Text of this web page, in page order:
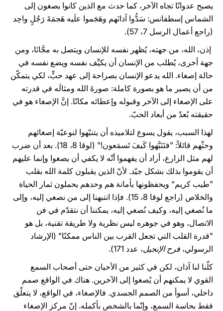
يصبح عدوانًا تجاه الآخر، كما حدث مع الذين كانوا يصغون إلى
الشماس إسطفانس: سَدُّوا آذانَهم وهَجَموا علَيه هَجمَةَ رَجُلٍ واحِد
(راجع أعمال الرسل 7، 57).
إذن، الله، من جهته، يُظهر نفسه للإنسان ويتصل به مجَّانَا، ومن
جهة أخرى، يُطلب من الإنسان أن يكيِّف نفسه ويضع نفسه في
حالة إصغاء. الله يدعو الإنسان بصراحة إلى عهد حبٍّ، لكي يتمكّن
من أن يصير ما هو بصورة كاملة: صورةَ الله ومثالَه في قدرته
على الإصغاء إلى الآخر وقبوله وإعطائه مكانًا. إنَّ الإصغاء هو في
حقيقته بُعدٌ من أبعاد الحبّ.
لهذا السبب، يقول يسوع لتلاميذه أن يتنبّهوا لنوعيّة إصغائهم
وحثّهم قائلاً: "فتَنَبَّهوا كَيفَ تَسمَعون!" (لوقا 8، 18). بعد أن ضرب
لهم مثل الزارع، أراد أن يفهموا أنّه لا يكفي أن يصغوا وإنما عليهم
أن يقوموا بذلك بشكل جيّد. لأنّ الذين يقبلون كلمة الله بقلب
”طيب كريم“ ويحفظونها بأمانة هم وحدهم يحملون ثمار الحياة
والخلاص (راجع لوقا 8، 15). فإذا انتبهنا إلى من نصغي إليه، وإلى
ما نُصغي إليه، وكيف نُصغي إليه، يمكننا أن نتقدّم في فن
الاتصال، وهو في جوهره ليس نظرية ولا طريقة تقنية، بل هو
"قدرة القلب التي تجعل القرب بين الناس ممكنًا" (الإرشاد
الرسولي، فرح الإنجيل، عدد 171).
كلّنا لنا آذان، لكن في كثير من الأحيان حتى أصحاب السمع
القوي لا يمكنهم أن يُصغوا إلى الآخرين. هناك في الواقع صمم
داخلي، أسوأ من الصمم الجسدي. فالإصغاء، في الواقع، لا يتعلّق
فقط بحاسة السمع، وإنّما بالشخص بأكمله. إنّ مركز الإصغاء